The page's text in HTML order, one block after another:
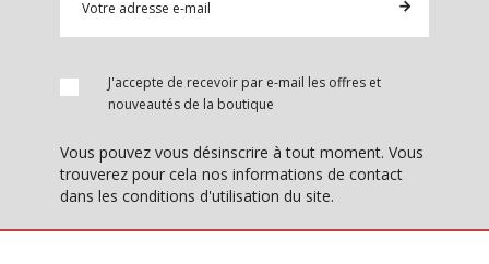
J'accepte de recevoir par e-mail les offres et
nouveautés de la boutique
Vous pouvez vous désinscrire à tout moment. Vous
trouverez pour cela nos informations de contact
dans les conditions d'utilisation du site.